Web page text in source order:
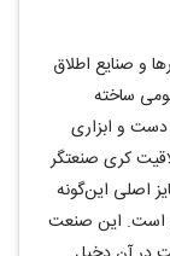
و صنایع اطلاق
ساخته
و ابزاری
کری صنعتگر
اصلی این‌گونه
است. این صنعت